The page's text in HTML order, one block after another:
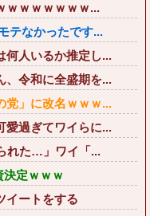
ｗｗｗｗｗｗｗ...
テなかったです...
何人いるか推定し...
、令和に全盛期を...
党」に改名ｗｗｗ...
愛過ぎてワイらに...
れた…」ワイ「...
決定ｗｗｗ
イートをする